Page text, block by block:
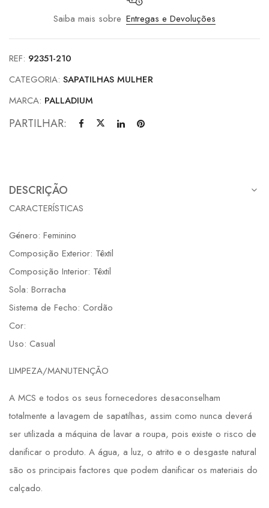
Saiba mais sobre Entregas e Devoluções
REF: 92351-210
CATEGORIA: SAPATILHAS MULHER
MARCA: PALLADIUM
PARTILHAR:
DESCRIÇÃO
CARACTERÍSTICAS
Género: Feminino
Composição Exterior: Têxtil
Composição Interior: Têxtil
Sola: Borracha
Sistema de Fecho: Cordão
Cor:
Uso: Casual
LIMPEZA/MANUTENÇÃO
A MCS e todos os seus fornecedores desaconselham
totalmente a lavagem de sapatilhas, assim como nunca deverá
ser utilizada a máquina de lavar a roupa, pois existe o risco de
danificar o produto. A água, a luz, o atrito e o desgaste natural
são os principais factores que podem danificar os materiais do
calçado.